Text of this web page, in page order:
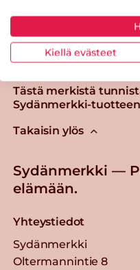
Tästä merkistä
Sydänmerkki-tuotteen
Takaisin ylös
Sydänmerkki —
elämään.
Yhteystiedot
Sydänmerkki
Oltermannintie 8
Kiellä evästeet